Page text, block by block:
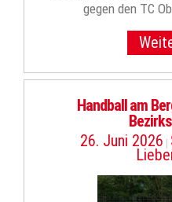
gegen den TC
Handball am
26. Juni 2026 |